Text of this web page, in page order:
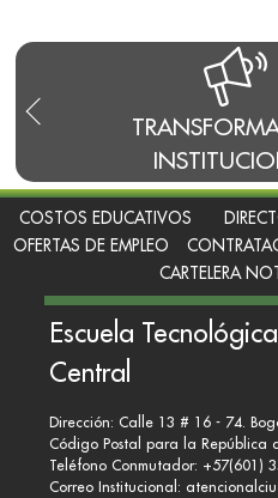
COSTOS EDUCATIVOS
OFERTAS DE EMPLEO
CARTELERA
Escuela
Central
Dirección: Calle 13 # 16 - 74.
Código Postal para la República
Teléfono Conmutador: +57(601)
Correo Institucional: